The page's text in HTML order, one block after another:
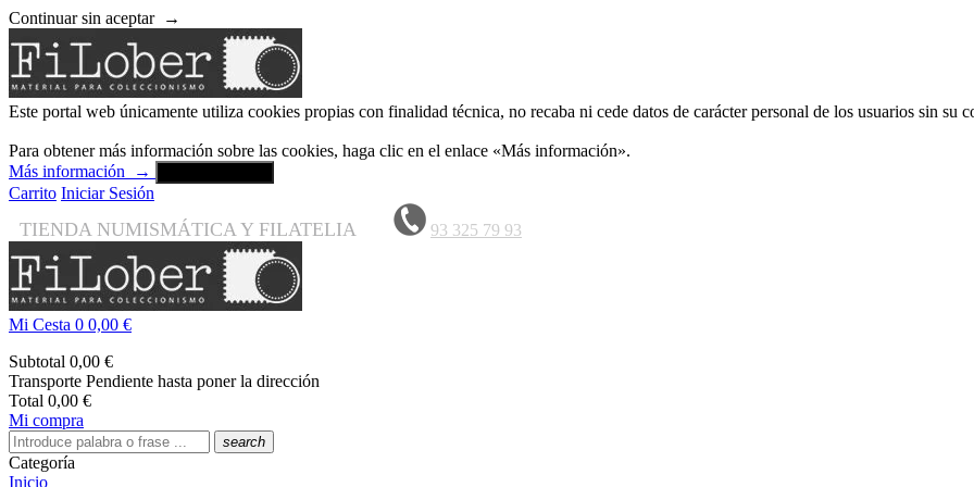
Continuar sin aceptar →
Este portal web únicamente utiliza cookies propias con finalidad técnica, no recaba ni cede datos de carácter personal de los usuarios sin su
Para obtener más información sobre las cookies, haga clic en el enlace «Más información».
Más información
→
Carrito Iniciar Sesión
TIENDA NUMISMÁTICA Y FILATELIA 93 325 79 93
Mi Cesta 0 0,00 €
Subtotal 0,00 €
Transporte Pendiente hasta poner la dirección
Total 0,00 €
Mi compra
search
Categoría
Inicio